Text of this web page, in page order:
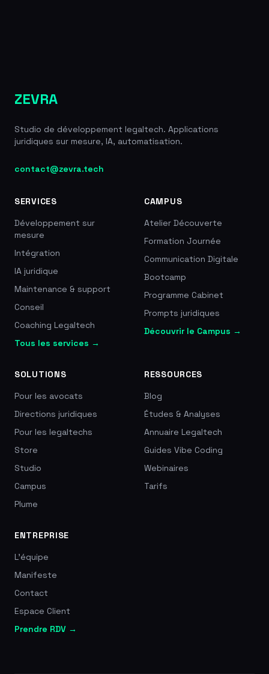
ZEVRA
Studio de développement legaltech. Applications
juridiques sur mesure, IA, automatisation.
contact@zevra.tech
SERVICES
Développement sur
mesure
Intégration
IA juridique
Maintenance & support
Conseil
Coaching Legaltech
Tous les services →
CAMPUS
Atelier Découverte
Formation Journée
Communication Digitale
Bootcamp
Programme Cabinet
Prompts juridiques
Découvrir le Campus →
SOLUTIONS
Pour les avocats
Directions juridiques
Pour les legaltechs
Store
Studio
Campus
Plume
RESSOURCES
Blog
Études & Analyses
Annuaire Legaltech
Guides Vibe Coding
Webinaires
Tarifs
ENTREPRISE
L'équipe
Manifeste
Contact
Espace Client
Prendre RDV →